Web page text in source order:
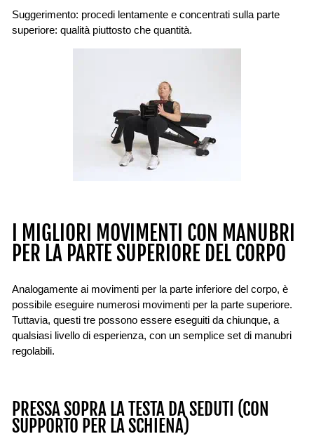
Suggerimento: procedi lentamente e concentrati sulla parte
superiore: qualità piuttosto che quantità.
I MIGLIORI MOVIMENTI CON MANUBRI
PER LA PARTE SUPERIORE DEL CORPO
Analogamente ai movimenti per la parte inferiore del corpo, è
possibile eseguire numerosi movimenti per la parte superiore.
Tuttavia, questi tre possono essere eseguiti da chiunque, a
qualsiasi livello di esperienza, con un semplice set di manubri
regolabili.
PRESSA SOPRA LA TESTA DA SEDUTI (CON
SUPPORTO PER LA SCHIENA)